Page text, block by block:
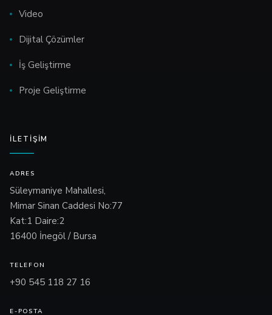
Video
Dijital Çözümler
İş Geliştirme
Proje Geliştirme
İLETIŞIM
ADRES
Süleymaniye Mahallesi,
Mimar Sinan Caddesi No:77
Kat:1 Daire:2
16400 İnegöl / Bursa
TELEFON
+90 545 118 27 16
E-POSTA